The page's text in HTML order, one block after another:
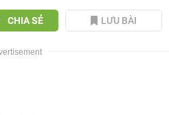
CHIA SẺ LƯU BÀI